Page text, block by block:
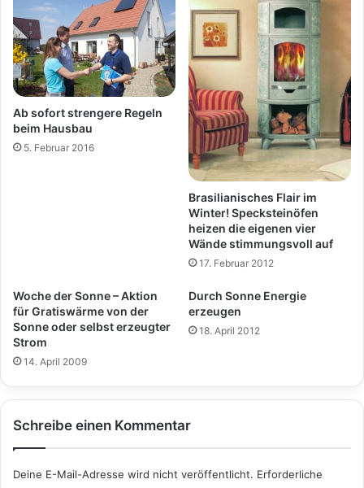
Ab sofort strengere Regeln
beim Hausbau
5. Februar 2016
Brasilianisches Flair im
Winter! Specksteinöfen
heizen die eigenen vier
Wände stimmungsvoll auf
17. Februar 2012
Woche der Sonne – Aktion
für Gratiswärme von der
Sonne oder selbst erzeugter
Strom
14. April 2009
Durch Sonne Energie
erzeugen
18. April 2012
Schreibe einen Kommentar
Deine E-Mail-Adresse wird nicht veröffentlicht. Erforderliche